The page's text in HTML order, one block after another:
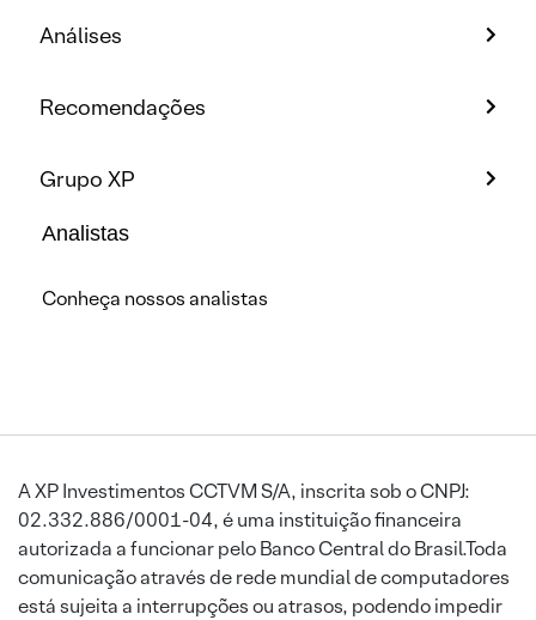
Análises
Recomendações
Grupo XP
Analistas
Conheça nossos analistas
A XP Investimentos CCTVM S/A, inscrita sob o CNPJ:
02.332.886/0001-04, é uma instituição financeira
autorizada a funcionar pelo Banco Central do Brasil.Toda
comunicação através de rede mundial de computadores
está sujeita a interrupções ou atrasos, podendo impedir